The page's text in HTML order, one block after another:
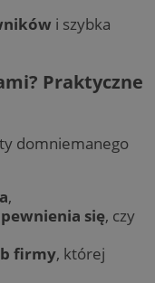
i szybka
Praktyczne
domniemanego
,
się, czy
firmy, której